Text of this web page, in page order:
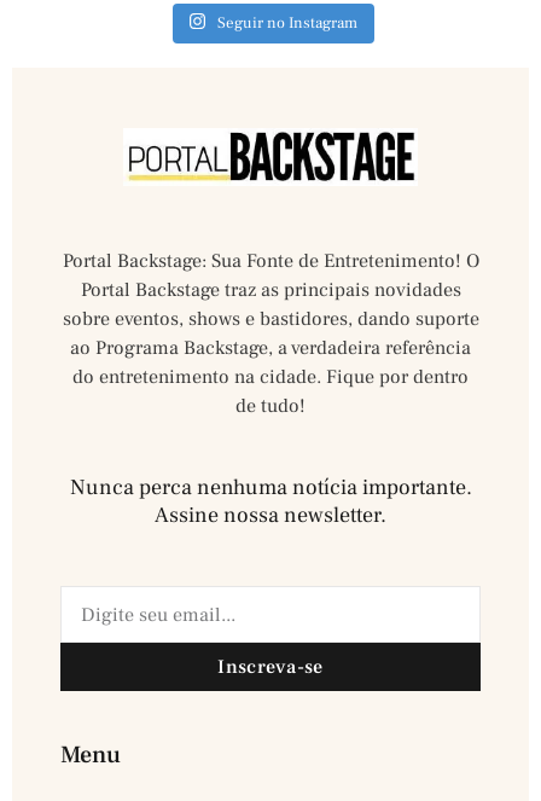
Seguir no Instagram
Portal Backstage: Sua Fonte de Entretenimento! O
Portal Backstage traz as principais novidades
sobre eventos, shows e bastidores, dando suporte
ao Programa Backstage, a verdadeira referência
do entretenimento na cidade. Fique por dentro
de tudo!
Nunca perca nenhuma notícia importante.
Assine nossa newsletter.​
Inscreva-se
Menu